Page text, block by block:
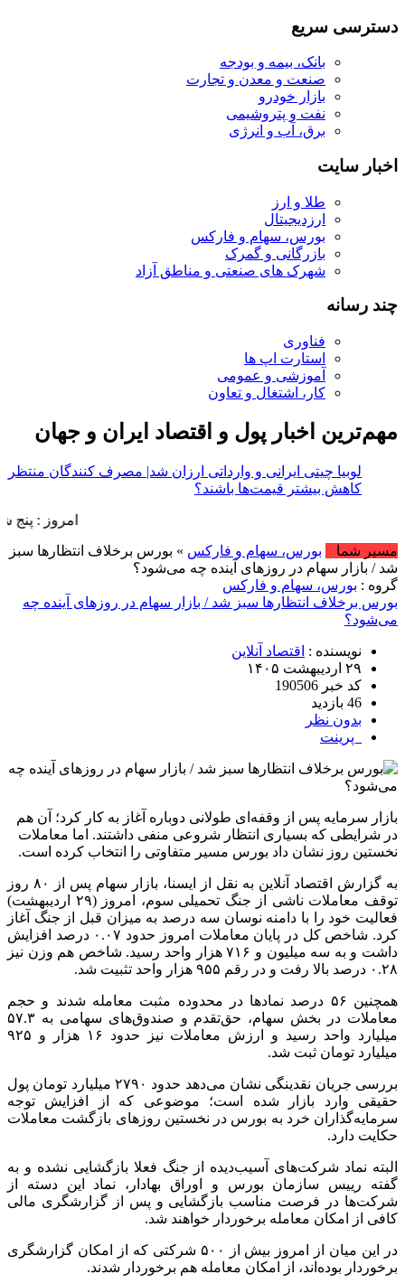
دسترسی سریع
بانک، بیمه و بودجه
صنعت و معدن و تجارت
بازار خودرو
نفت و پتروشیمی
برق، آب و انرژی
اخبار سایت
طلا و ارز
ارزدیجیتال
بورس، سهام و فارکس
بازرگانی و گمرک
شهرک های صنعتی و مناطق آزاد
چند رسانه
فناوری
استارت اپ ها
آموزشی و عمومی
کار، اشتغال و تعاون
مهم‌ترین اخبار پول و اقتصاد ایران و جهان
لوبیا چیتی ایرانی و وارداتی ارزان شد| مصرف کنندگان منتظر
کاهش بیشتر قیمت‌ها باشند؟
امروز : پنج شنبه, ۱۵ مرداد , ۱۴۰۵ .::. برابر با : Thursday, 6 August , 2026 .::. اخبار منتشر شده : 14 خبر
مسیر شما
بورس، سهام و فارکس » بورس برخلاف انتظار‌ها سبز
شد / بازار سهام در روز‌های آینده چه می‌شود؟
گروه : بورس، سهام و فارکس
بورس برخلاف انتظار‌ها سبز شد / بازار سهام در روز‌های آینده چه
می‌شود؟
نویسنده : اقتصاد آنلاین
۲۹ اردیبهشت ۱۴۰۵
کد خبر 190506
46 بازدید
بدون نظر
پرینت
بازار سرمایه پس از وقفه‌ای طولانی دوباره آغاز به کار کرد؛ آن هم
در شرایطی که بسیاری انتظار شروعی منفی داشتند. اما معاملات
نخستین روز نشان داد بورس مسیر متفاوتی را انتخاب کرده است.
به گزارش اقتصاد آنلاین به نقل از ایسنا، بازار سهام پس از ۸۰ روز
توقف معاملات ناشی از جنگ تحمیلی سوم، امروز (۲۹ اردیبهشت)
فعالیت خود را با دامنه نوسان سه درصد به میزان قبل از جنگ آغاز
کرد. شاخص کل در پایان معاملات امروز حدود ۰.۰۷ درصد افزایش
داشت و به سه میلیون و ۷۱۶ هزار واحد رسید. شاخص هم وزن نیز
۰.۲۸ درصد بالا رفت و در رقم ۹۵۵ هزار واحد تثبیت شد.
همچنین ۵۶ درصد نماد‌ها در محدوده مثبت معامله شدند و حجم
معاملات در بخش سهام، حق‌تقدم و صندوق‌های سهامی به ۵۷.۳
میلیارد واحد رسید و ارزش معاملات نیز حدود ۱۶ هزار و ۹۲۵
میلیارد تومان ثبت شد.
بررسی جریان نقدینگی نشان می‌دهد حدود ۲۷۹۰ میلیارد تومان پول
حقیقی وارد بازار شده است؛ موضوعی که از افزایش توجه
سرمایه‌گذاران خرد به بورس در نخستین روز‌های بازگشت معاملات
حکایت دارد.
البته نماد شرکت‌های آسیب‌دیده از جنگ فعلا بازگشایی نشده و به
گفته رییس سازمان بورس و اوراق بهادار، نماد این دسته از
شرکت‌ها در فرصت مناسب بازگشایی و پس از گزارشگری مالی
کافی از امکان معامله برخوردار خواهند شد.
در این میان از امروز بیش از ۵۰۰ شرکتی که از امکان گزارشگری
برخوردار بوده‌اند، از امکان معامله هم برخوردار شدند.